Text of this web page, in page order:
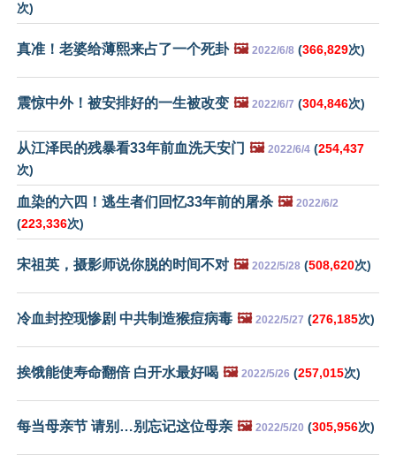
次)
真准！老婆给薄熙来占了一个死卦 🖼️ 2022/6/8 (366,829次)
震惊中外！被安排好的一生被改变 🖼️ 2022/6/7 (304,846次)
从江泽民的残暴看33年前血洗天安门 🖼️ 2022/6/4 (254,437
次)
血染的六四！逃生者们回忆33年前的屠杀 🖼️ 2022/6/2
(223,336次)
宋祖英，摄影师说你脱的时间不对 🖼️ 2022/5/28 (508,620次)
冷血封控现惨剧 中共制造猴痘病毒 🖼️ 2022/5/27 (276,185次)
挨饿能使寿命翻倍 白开水最好喝 🖼️ 2022/5/26 (257,015次)
每当母亲节 请别…别忘记这位母亲 🖼️ 2022/5/20 (305,956次)